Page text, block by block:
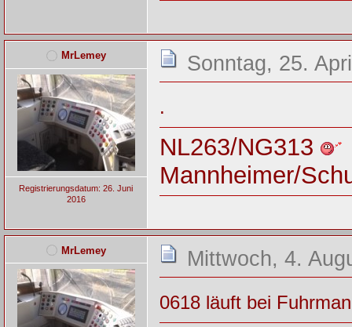
MrLemey
Registrierungsdatum: 26. Juni
2016
Sonntag, 25.
.
NL263/NG313
Mannheimer/
MrLemey Mittwoch, 4.
0618 läuft bei